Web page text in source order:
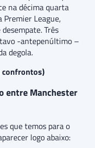
na décima quarta
Premier League,
Três
-antepenúltimo –
degola.
entre Manchester
que temos para o
logo abaixo: